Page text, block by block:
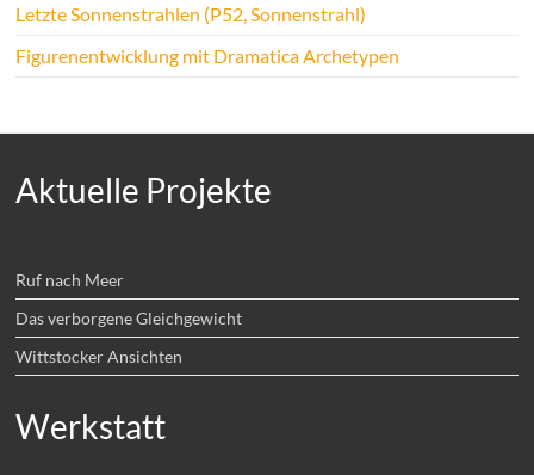
Letzte Sonnenstrahlen (P52, Sonnenstrahl)
Figurenentwicklung mit Dramatica Archetypen
Aktuelle Projekte
Ruf nach Meer
Das verborgene Gleichgewicht
Wittstocker Ansichten
Werkstatt